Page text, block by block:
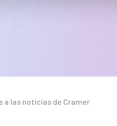
a las noticias de Cramer